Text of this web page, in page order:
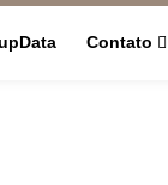
Contato